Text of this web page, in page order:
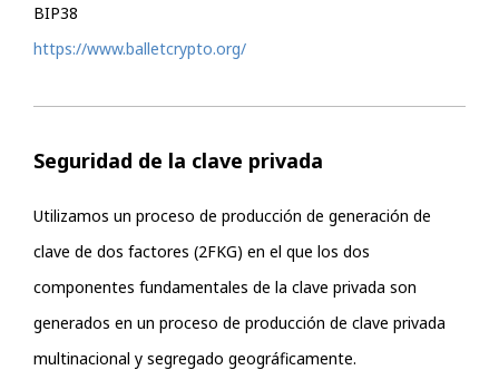
BIP38
https://www.balletcrypto.org/
Seguridad de la clave privada
Utilizamos un proceso de producción de generación de
clave de dos factores (2FKG) en el que los dos
componentes fundamentales de la clave privada son
generados en un proceso de producción de clave privada
multinacional y segregado geográficamente.